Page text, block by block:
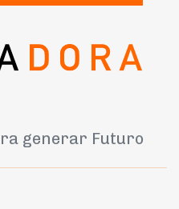
generar Futuro